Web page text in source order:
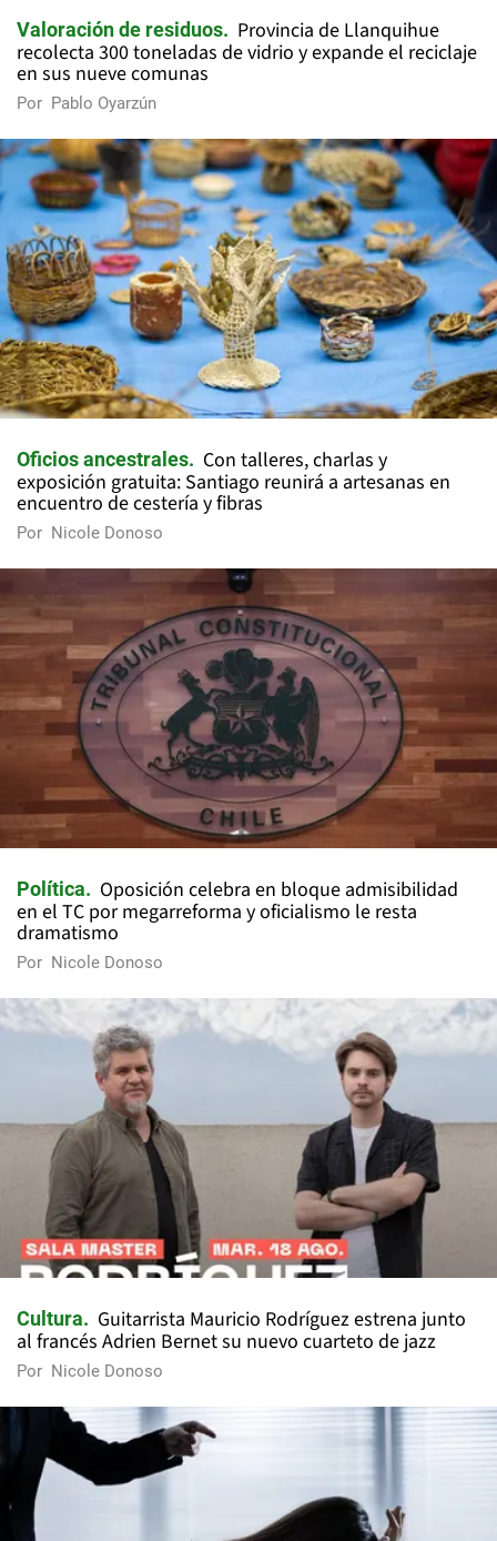
Valoración de residuos
Provincia de Llanquihue
recolecta 300 toneladas de vidrio y expande el reciclaje
en sus nueve comunas
Por Pablo Oyarzún
Oficios ancestrales
Con talleres, charlas y
exposición gratuita: Santiago reunirá a artesanas en
encuentro de cestería y fibras
Por Nicole Donoso
Política
Oposición celebra en bloque admisibilidad
en el TC por megarreforma y oficialismo le resta
dramatismo
Por Nicole Donoso
Cultura
Guitarrista Mauricio Rodríguez estrena junto
al francés Adrien Bernet su nuevo cuarteto de jazz
Por Nicole Donoso